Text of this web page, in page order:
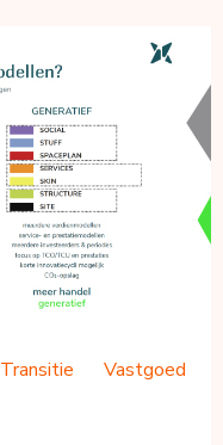
Transitie
Vastgoed